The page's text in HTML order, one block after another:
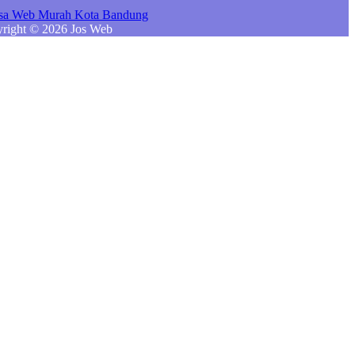
© 2026 Jos Web